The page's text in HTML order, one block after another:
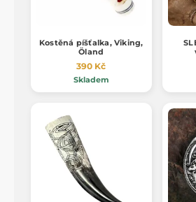
Kostěná píšťalka, Viking,
Öland
390 Kč
Skladem